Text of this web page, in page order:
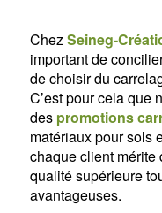
ChezSeineg-
important de
de choisir du
C’est pour cela que
des promotions
matériaux pour sols
chaque client mérite
qualité supérieure
avantageuses.